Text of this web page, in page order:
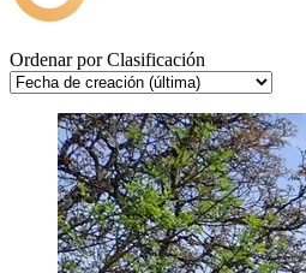
Ordenar por Clasificación